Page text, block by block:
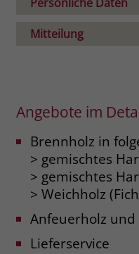
Mitteilung
Angebote im
Brennholz in
> gemischtes
> gemischtes
> Weichholz
Anfeuerholz
Lieferservice